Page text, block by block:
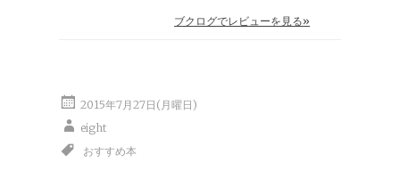
ブクログでレビューを見る»
2015年7月27日(月曜日)
eight
おすすめ本